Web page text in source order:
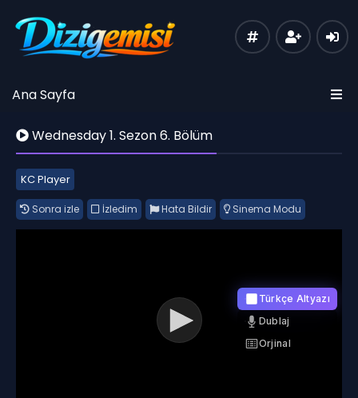
Ana Sayfa
Wednesday 1. Sezon 6. Bölüm
KC Player
Sonra izle İzledim Hata Bildir Sinema Modu